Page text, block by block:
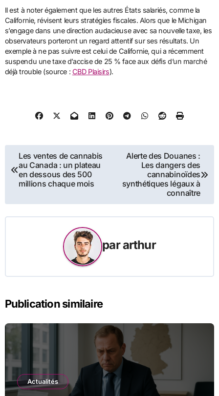
Il est à noter également que les autres États salariés, comme la
Californie, révisent leurs stratégies fiscales. Alors que le Michigan
s’engage dans une direction audacieuse avec sa nouvelle taxe, les
observateurs porteront un regard attentif sur ses résultats. Un
exemple à ne pas suivre est celui de Californie, qui a récemment
suspendu une taxe d’accise de 25 % face aux défis d’un marché
déjà trouble (source : CBD Plaisirs).
Navigation
de
Les ventes de cannabis
au Canada : un plateau
en dessous des 500
millions chaque mois
Alerte des Douanes :
Les dangers des
cannabinoïdes
synthétiques légaux à
connaître
pararthur
Publication similaire
Actualités